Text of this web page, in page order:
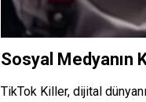
Sosyal Medyanın
TikTok Killer, dijital